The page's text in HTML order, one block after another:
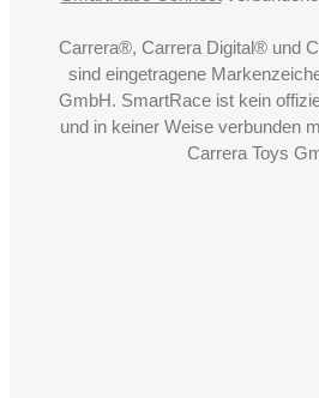
Carrera®, Carrera Digital® und
sind eingetragene
GmbH. SmartRace ist kein
und in keiner Weise verbunden
Carrera Toys